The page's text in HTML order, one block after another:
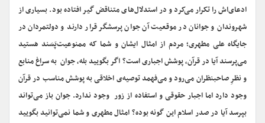
ادعای‌اش را تکرار می‌کرد و در استدلال‌های متناقض گیر افتاده بود. بسیاری از
شهروندان و جوانان در موقعیت آن جوان پرسشگر قرار دارند و دولتمردان در
جایگاه علی مطهری؛ مردم از امثال ایشان و شما که ممنوعیت‌پَسَند هستید
می‌پرسند آیا در قرآن، پوشش اجباری است؟ اگر بگویید بله، جوان به سراغ منابع
و نظرِ صاحبنظران می‌رود و می‌فهمد توصیه‌ی اخلاقی به پوشش مناسب در قرآن
وجود دارد اما اجبار حقوقی و استفاده از زور وجود ندارد. جوان باز می‌تواند
‌بپرسد آیا در صدر اسلام این گونه بوده؟ امثال مطهری و شما نمی‌توانید بگویید